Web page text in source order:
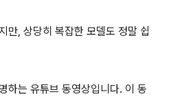
만, 상당히 복잡한 모델도 정말 쉽
하는 유튜브 동영상입니다. 이 동